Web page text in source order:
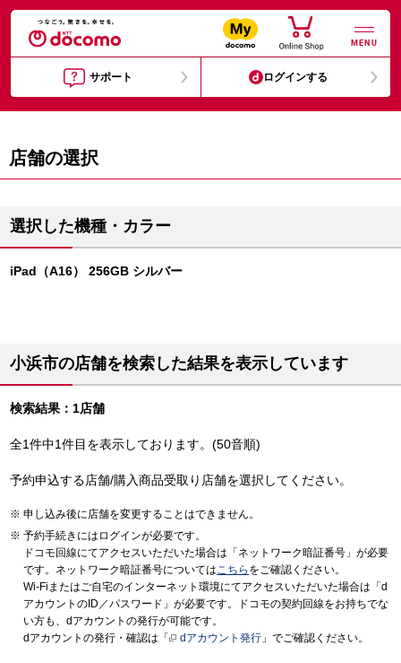
MENU
サポート ログインする
店舗の選択
選択した機種・カラー
iPad（A16） 256GB シルバー
小浜市の店舗を検索した結果を表示しています
検索結果：1店舗
全1件中1件目を表示しております。(50音順)
予約申込する店舗/購入商品受取り店舗を選択してください。
申し込み後に店舗を変更することはできません。
予約手続きにはログインが必要です。
ドコモ回線にてアクセスいただいた場合は「ネットワーク暗証番号」が必要
です。ネットワーク暗証番号についてはこちら をご確認ください。
Wi-Fiまたはご自宅のインターネット環境にてアクセスいただいた場合は「d
アカウントのID／パスワード」が必要です。ドコモの契約回線をお持ちでな
い方も、dアカウントの発行が可能です。
dアカウントの発行・確認は「
dアカウント発行 」でご確認ください。